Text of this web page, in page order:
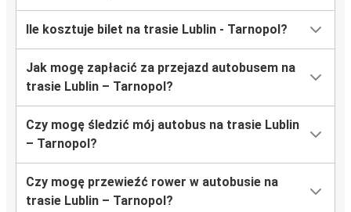
Ile kosztuje bilet na trasie Lublin - Tarnopol?
Jak mogę zapłacić za przejazd autobusem na
trasie Lublin – Tarnopol?
Czy mogę śledzić mój autobus na trasie Lublin
– Tarnopol?
Czy mogę przewieźć rower w autobusie na
trasie Lublin – Tarnopol?